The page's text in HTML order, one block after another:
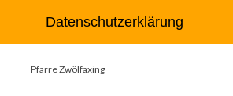
Pfarre Zwölfaxing
Datenschutzerklärung